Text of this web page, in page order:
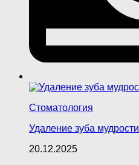
Стоматология
Удаление зуба мудрости
20.12.2025